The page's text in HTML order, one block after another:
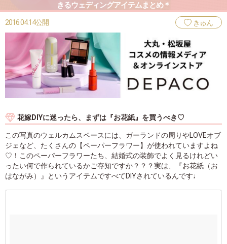
きるウェディングアイテムまとめ＊
2016.04.14公開 きゅん
花嫁DIYに迷ったら、まずは『お花紙』を買うべき♡
この写真のウェルカムスペースには、ガーランドの周りやLOVEオブ
ジェなど、たくさんの【ペーパーフラワー】が使われていますよね
♡！このペーパーフラワーたち、結婚式の装飾でよく見るけれどい
ったい何で作られているかご存知ですか？？？実は、『お花紙（お
はながみ）』というアイテムですべてDIYされているんです♩